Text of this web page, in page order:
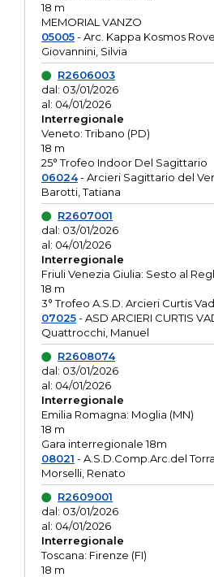
18 m
MEMORIAL VANZO
05005- Arc. Kappa Kosmos
Giovannini, Silvia
R2606003
dal: 03/01/2026
al: 04/01/2026
Interregionale
Veneto: Tribano (PD)
18 m
25° Trofeo Indoor Del Sagittario
06024- Arcieri Sagittario del
Barotti, Tatiana
R2607001
dal: 03/01/2026
al: 04/01/2026
Interregionale
Friuli Venezia Giulia: Sesto al
18 m
3° Trofeo A.S.D. Arcieri Curtis
07025- ASD ARCIERI CURTIS
Quattrocchi, Manuel
R2608074
dal: 03/01/2026
al: 04/01/2026
Interregionale
Emilia Romagna: Moglia (MN)
18 m
Gara interregionale 18m
08021 - A.S.D.Comp.Arc.del
Morselli, Renato
R2609001
dal: 03/01/2026
al: 04/01/2026
Interregionale
Toscana: Firenze (FI)
18 m